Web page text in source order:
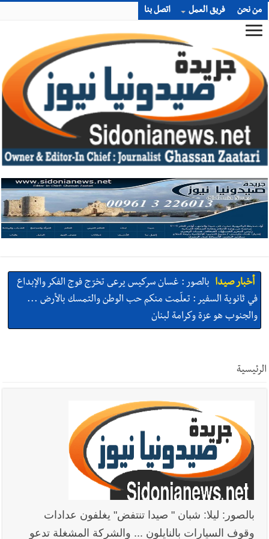
من نحن فريق العمل اتصل بنا
أخبار صيدا بالصور : غسان سركيس يرعى تخرّج فوج الفكر والإبداع
في ثانوية السفير : تعلّمت منكم حب الوطن والتمسك بالأرض ...
والجنوب هو عزة وكرامة لبنان
بسبب الإزعاج الصوتي
أخبار صيدا
We are hiring in Saida - Apply now before 14
august ...مطلوب موظفة للعمل في الأكاديمية الدولية لبناء
القدرات -صيدا
أخبار صيدا
بلدية صيدا ومؤسسة الحريري تعقدان الاجتماع
التشاوري الأول للمرصد الحضري
الرئيسية
بالصور: ليلا: شبان " صيدا تنتفض" يغلفون عدادات
وقوف السيارات بالنايلون ... والشركة المشغلة تدعو